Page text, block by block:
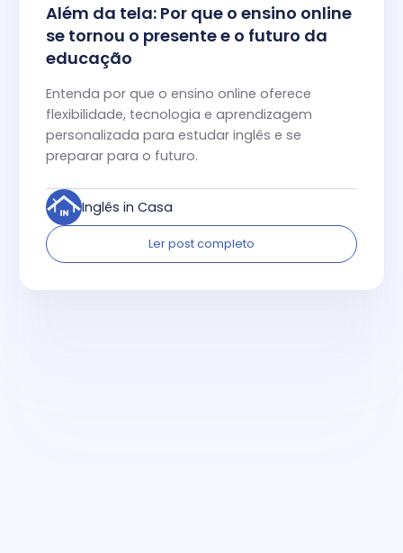
Além da tela: Por que o ensino online
se tornou o presente e o futuro da
educação
Entenda por que o ensino online oferece
flexibilidade, tecnologia e aprendizagem
personalizada para estudar inglês e se
preparar para o futuro.
Inglês in Casa
Ler post completo